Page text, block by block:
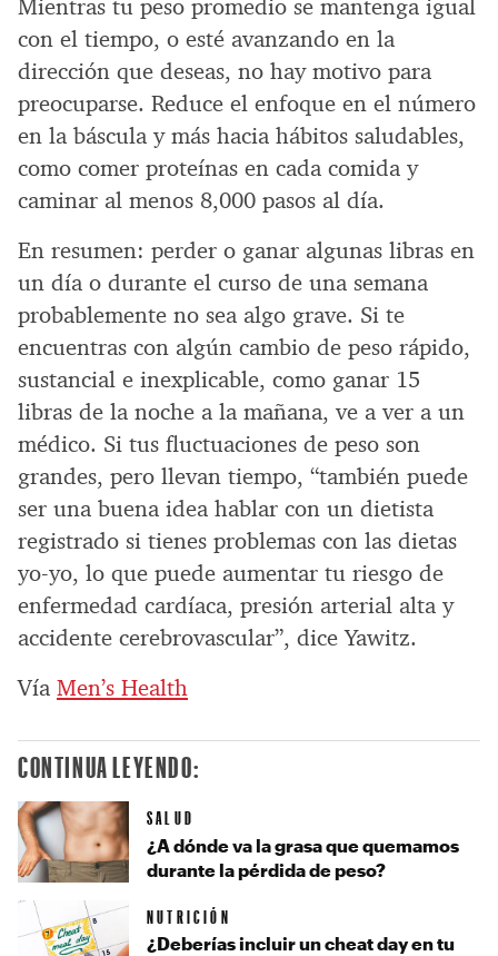
Mientras tu peso promedio se mantenga igual
con el tiempo, o esté avanzando en la
dirección que deseas, no hay motivo para
preocuparse. Reduce el enfoque en el número
en la báscula y más hacia hábitos saludables,
como comer proteínas en cada comida y
caminar al menos 8,000 pasos al día.
En resumen: perder o ganar algunas libras en
un día o durante el curso de una semana
probablemente no sea algo grave. Si te
encuentras con algún cambio de peso rápido,
sustancial e inexplicable, como ganar 15
libras de la noche a la mañana, ve a ver a un
médico. Si tus fluctuaciones de peso son
grandes, pero llevan tiempo, “también puede
ser una buena idea hablar con un dietista
registrado si tienes problemas con las dietas
yo-yo, lo que puede aumentar tu riesgo de
enfermedad cardíaca, presión arterial alta y
accidente cerebrovascular”, dice Yawitz.
Vía Men’s Health
CONTINUA LEYENDO:
SALUD
¿A dónde va la grasa que quemamos
durante la pérdida de peso?
NUTRICIÓN
¿Deberías incluir un cheat day en tu